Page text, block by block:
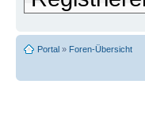
Portal » Foren-Übersicht